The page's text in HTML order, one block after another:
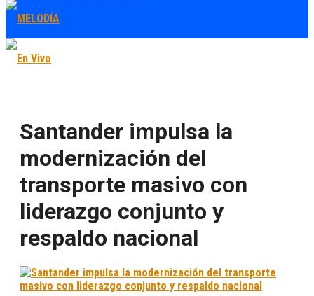
Santander impulsa la
modernización del
transporte masivo con
liderazgo conjunto y
respaldo nacional